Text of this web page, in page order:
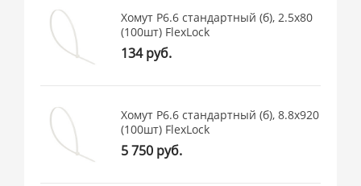
Хомут P6.6 стандартный (б), 2.5x80
(100шт) FlexLock
134 руб.
Хомут P6.6 стандартный (б), 8.8x920
(100шт) FlexLock
5 750 руб.